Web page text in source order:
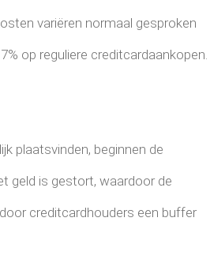
variëren normaal gesproken
op reguliere creditcardaankopen.
plaatsvinden, beginnen de
geld is gestort, waardoor de
creditcardhouders een buffer